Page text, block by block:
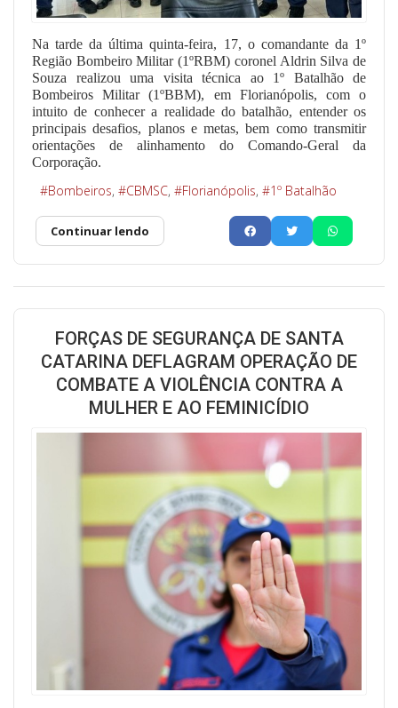
Na tarde da última quinta-feira, 17, o comandante da 1º
Região Bombeiro Militar (1ºRBM) coronel Aldrin Silva de
Souza realizou uma visita técnica ao 1º Batalhão de
Bombeiros Militar (1ºBBM), em Florianópolis, com o
intuito de conhecer a realidade do batalhão, entender os
principais desafios, planos e metas, bem como transmitir
orientações de alinhamento do Comando-Geral da
Corporação.
Bombeiros CBMSC Florianópolis 1º Batalhão
Continuar lendo
FORÇAS DE SEGURANÇA DE SANTA
CATARINA DEFLAGRAM OPERAÇÃO DE
COMBATE A VIOLÊNCIA CONTRA A
MULHER E AO FEMINICÍDIO